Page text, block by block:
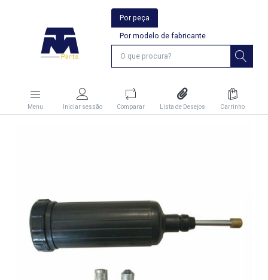
Por peça
Por modelo de fabricante
Menu Iniciar sessão Comparar Lista de Desejos Carrinho